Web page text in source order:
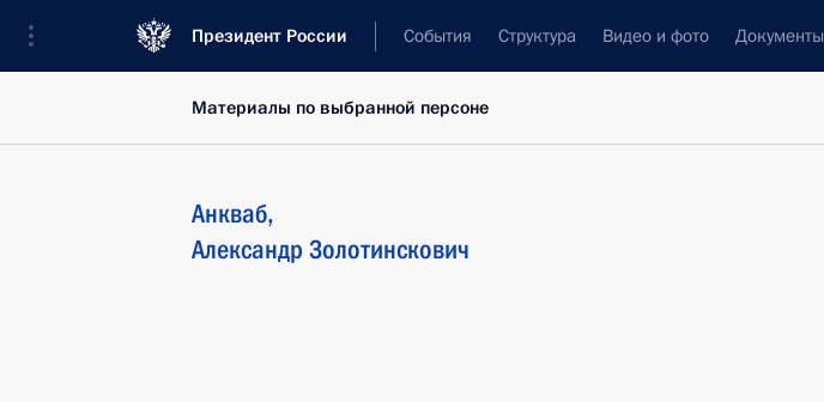
Президент России События Структура Видео и фото Документы
Материалы по выбранной персоне
Анкваб,
Александр Золотинскович